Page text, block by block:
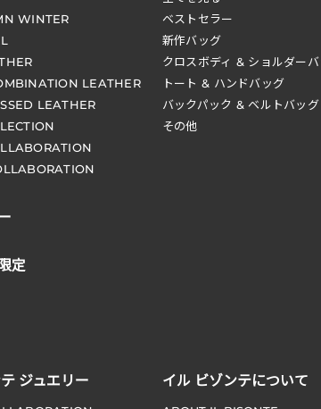
WINTER
LEATHER
LEATHER
定
ベストセラー
新作バッグ
クロスボディ & ショルダー
トート & ハンドバッグ
バックパック & ベルトバッグ
その他
ジュエリー イル ビゾンテについて